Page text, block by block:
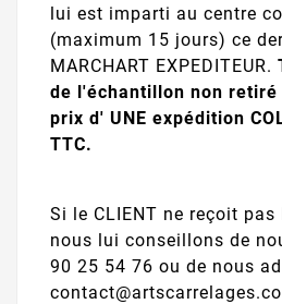
lui est imparti au centre
(maximum 15 jours) ce
MARCHART EXPEDITEUR.
de l'échantillon non
prix d' UNE expédition
TTC.
Si le CLIENT ne reçoit
nous lui conseillons de
90 25 54 76 ou de nous